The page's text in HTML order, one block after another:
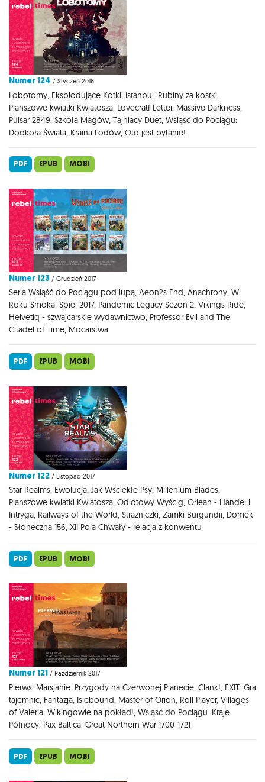
Numer 124 / Styczeń 2018
Lobotomy, Eksplodujące Kotki, Istanbul: Rubiny za kostki,
Planszowe kwiatki Kwiatosza, Lovecratf Letter, Massive Darkness,
Pulsar 2849, Szkoła Magów, Tajniacy Duet, Wsiąść do Pociągu:
Dookoła Świata, Kraina Lodów, Oto jest pytanie!
PDF EPUB MOBI
Numer 123 / Grudzień 2017
Seria Wsiąść do Pociągu pod lupą, Aeon?s End, Anachrony, W
Roku Smoka, Spiel 2017, Pandemic Legacy Sezon 2, Vikings Ride,
Helvetiq - szwajcarskie wydawnictwo, Professor Evil and The
Citadel of Time, Mocarstwa
PDF EPUB MOBI
Numer 122 / Listopad 2017
Star Realms, Ewolucja, Jak Wściekłe Psy, Millenium Blades,
Planszowe kwiatki Kwiatosza, Odlotowy Wyścig, Orlean - Handel i
Intryga, Railways of the World, Strażniczki, Zamki Burgundii, Domek
- Słoneczna 156, XII Pola Chwały - relacja z konwentu
PDF EPUB MOBI
Numer 121 / Październik 2017
Pierwsi Marsjanie: Przygody na Czerwonej Planecie, Clank!, EXIT: Gra
tajemnic, Fantazja, Islebound, Master of Orion, Roll Player, Villages
of Valeria, Wikingowie na pokład!, Wsiąść do Pociągu: Kraje
Północy, Pax Baltica: Great Northern War 1700-1721
PDF EPUB MOBI